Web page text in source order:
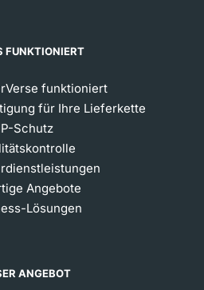
FUNKTIONIERT
funktioniert
für Ihre Lieferkette
Schutz
Angebote
Lösungen
ANGEBOT